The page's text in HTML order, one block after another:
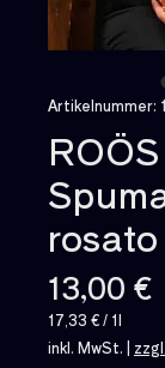
Artikelnummer:
ROÖS
13,00 €
17,33 €/ 1l
17,33 €
pro
inkl. MwSt. |